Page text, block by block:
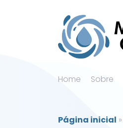
Home Sobre
Página inicial »